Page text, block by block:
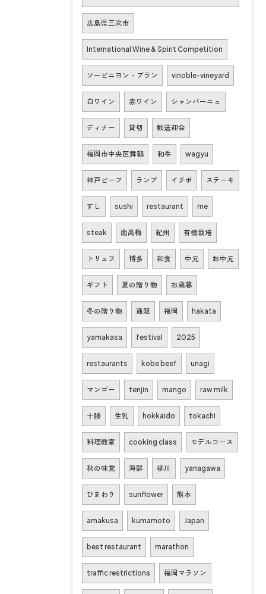
広島県三次市
International Wine & Spirit Competition
ソービニヨン・ブラン vinoble-vineyard
白ワイン 赤ワイン シャンパーニュ
ディナー 貸切 歓送迎会
福岡市中央区舞鶴 和牛 wagyu
神戸ビーフ ランプ イチボ ステーキ
すし sushi restaurant me
steak 南高梅 紀州 有機栽培
トリュフ 博多 和食 中元 お中元
ギフト 夏の贈り物 お歳暮
冬の贈り物 通販 福岡 hakata
yamakasa festival 2025
restaurants kobe beef unagi
マンゴー tenjin mango raw milk
十勝 生乳 hokkaido tokachi
料理教室 cooking class モデルコース
秋の味覚 海鮮 柳川 yanagawa
ひまわり sunflower 熊本
amakusa kumamoto Japan
best restaurant marathon
traffic restrictions 福岡マラソン